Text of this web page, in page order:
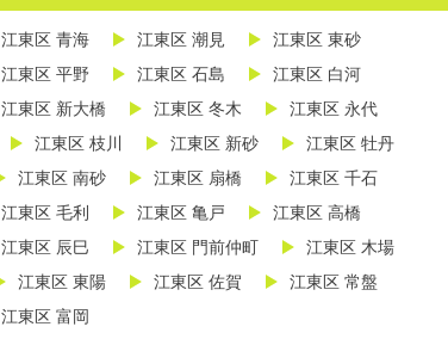
江東区 青海 江東区 潮見
江東区 東砂
江東区 平野 江東区 石島
江東区 白河
江東区 新大橋 江東区 冬木
江東区 永代
江東区 枝川 江東区 新砂
江東区 牡丹
江東区 南砂 江東区 扇橋
江東区 千石
江東区 毛利 江東区 亀戸
江東区 高橋
江東区 辰巳 江東区 門前仲町
江東区 木場
江東区 東陽 江東区 佐賀
江東区 常盤
江東区 富岡